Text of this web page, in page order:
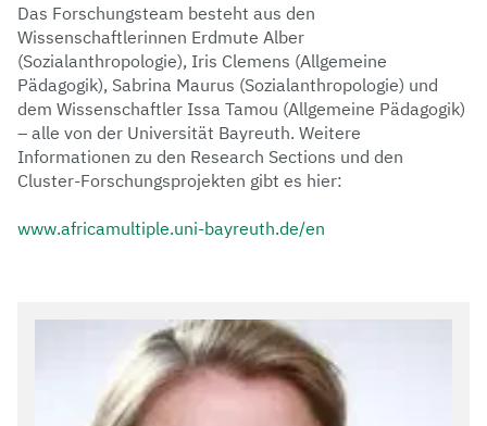
Das Forschungsteam besteht aus den
Wissenschaftlerinnen Erdmute Alber
(Sozialanthropologie), Iris Clemens (Allgemeine
Pädagogik), Sabrina Maurus (Sozialanthropologie) und
dem Wissenschaftler Issa Tamou (Allgemeine Pädagogik)
– alle von der Universität Bayreuth. Weitere
Informationen zu den Research Sections und den
Cluster-Forschungsprojekten gibt es hier:
www.africamultiple.uni-bayreuth.de/en